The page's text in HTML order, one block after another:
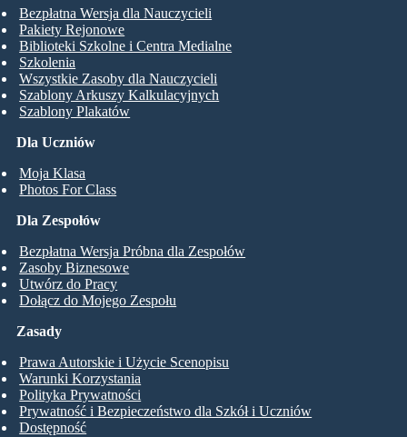
Dla Uczniów
Moja Klasa
Photos For Class
Bezpłatna Wersja dla Nauczycieli
Pakiety Rejonowe
Biblioteki Szkolne i Centra Medialne
Szkolenia
Wszystkie Zasoby dla Nauczycieli
Szablony Arkuszy Kalkulacyjnych
Szablony Plakatów
Dla Zespołów
Bezpłatna Wersja Próbna dla Zespołów
Zasoby Biznesowe
Utwórz do Pracy
Dołącz do Mojego Zespołu
Zasady
Prawa Autorskie i Użycie Scenopisu
Warunki Korzystania
Polityka Prywatności
Prywatność i Bezpieczeństwo dla Szkół i Uczniów
Dostępność